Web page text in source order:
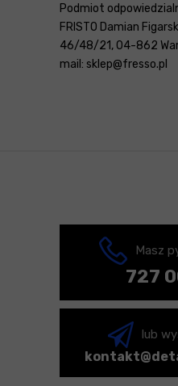
Podmiot
FRISTO Damian
46/48/21, 04-862
mail: sklep@fresso.pl
Masz
727
lub